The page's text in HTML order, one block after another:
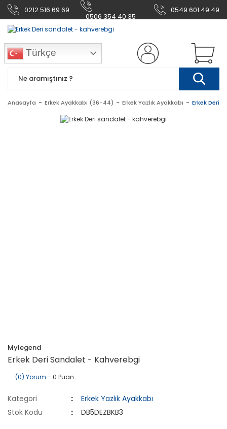
0212 516 69 69
0506 354 40 35
0549 601 49 49
Türkçe
Anasayfa Erkek Ayakkabı (36-44) Erkek Yazlık Ayakkabı Erkek Deri
Mylegend
Erkek Deri Sandalet - Kahverebgi
(0) Yorum - 0 Puan
Kategori
Erkek Yazlık Ayakkabı
Stok Kodu
DB5DEZBKB3